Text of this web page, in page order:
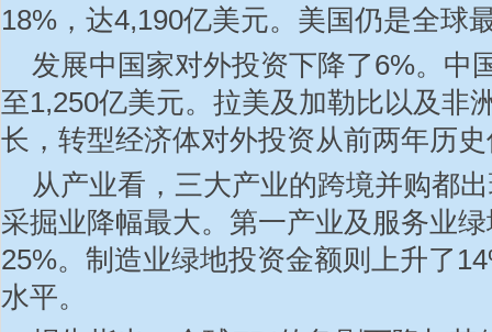
18%，达4,190亿美元。美国仍是全球
发展中国家对外投资下降了6%。中
至1,250亿美元。拉美及加勒比以及非
长，转型经济体对外投资从前两年历
从产业看，三大产业的跨境并购都
采掘业降幅最大。第一产业及服务业
25%。制造业绿地投资金额则上升了
水平。